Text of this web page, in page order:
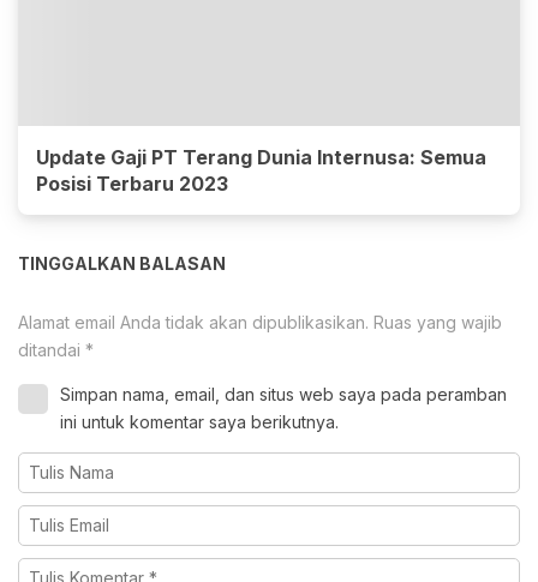
Update Gaji PT Terang Dunia Internusa: Semua
Posisi Terbaru 2023
TINGGALKAN BALASAN
Alamat email Anda tidak akan dipublikasikan. Ruas yang wajib
ditandai *
Simpan nama, email, dan situs web saya pada peramban
ini untuk komentar saya berikutnya.